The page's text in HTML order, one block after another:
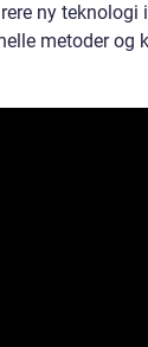
ny teknologi
metoder og